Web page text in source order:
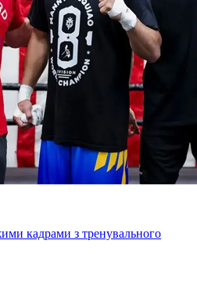
кадрами з тренувального